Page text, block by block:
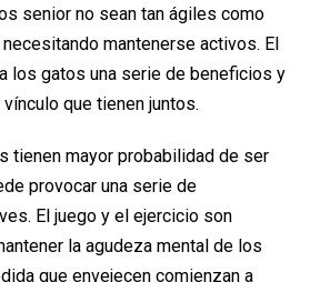
senior no sean tan ágiles como
mantenerse activos. El
los gatos una serie de beneficios y
que tienen juntos.
tienen mayor probabilidad de ser
provocar una serie de
El juego y el ejercicio son
la agudeza mental de los
que envejecen comienzan a